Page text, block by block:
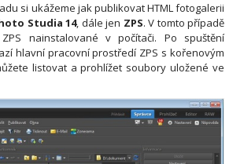
si ukážeme jak publikovat HTML fotogalerii
Studia 14, dále jen ZPS. V tomto případě
nainstalované v počítači. Po spuštění
hlavní pracovní prostředí ZPS s kořenovým
listovat a prohlížet soubory uložené ve